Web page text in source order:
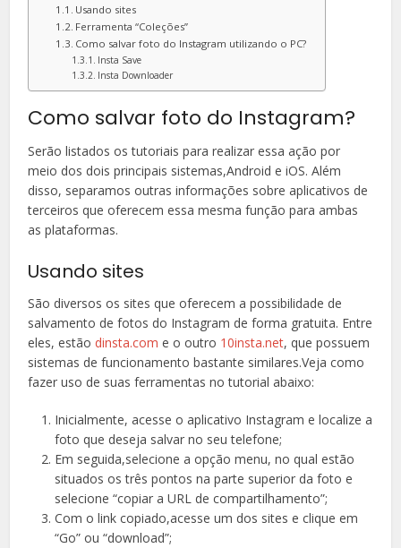
Usando sites
Ferramenta “Coleções”
Como salvar foto do Instagram utilizando o PC?
Insta Save
Insta Downloader
Como salvar foto do Instagram?
Serão listados os tutoriais para realizar essa ação por
meio dos dois principais sistemas,Android e iOS. Além
disso, separamos outras informações sobre aplicativos de
terceiros que oferecem essa mesma função para ambas
as plataformas.
Usando sites
São diversos os sites que oferecem a possibilidade de
salvamento de fotos do Instagram de forma gratuita. Entre
eles, estão dinsta.com e o outro 10insta.net, que possuem
sistemas de funcionamento bastante similares.Veja como
fazer uso de suas ferramentas no tutorial abaixo:
Inicialmente, acesse o aplicativo Instagram e localize a
foto que deseja salvar no seu telefone;
Em seguida,selecione a opção menu, no qual estão
situados os três pontos na parte superior da foto e
selecione “copiar a URL de compartilhamento”;
Com o link copiado,acesse um dos sites e clique em
“Go” ou “download”;